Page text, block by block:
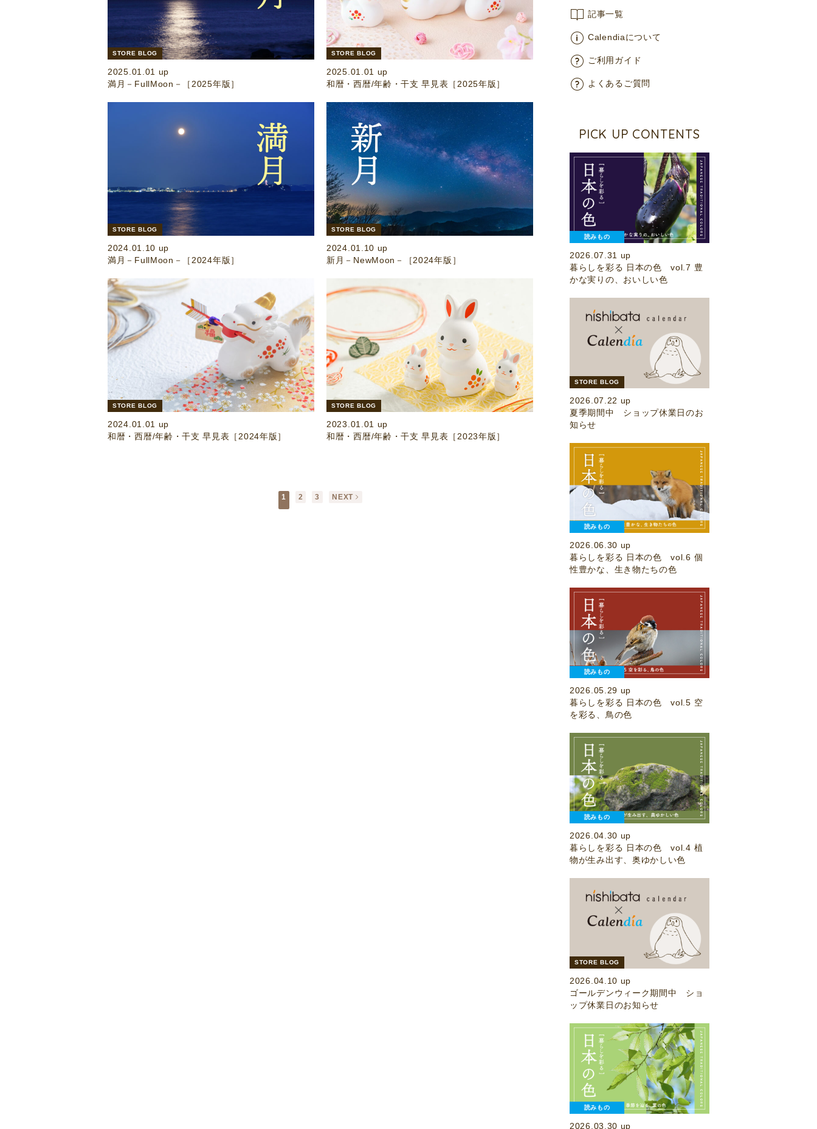
STORE BLOG
2025.01.01 up
満月－FullMoon－［2025年版］
STORE BLOG
2025.01.01 up
和暦・西暦/年齢・干支 早見表［2025年版］
STORE BLOG
2024.01.10 up
満月－FullMoon－［2024年版］
STORE BLOG
2024.01.10 up
新月－NewMoon－［2024年版］
STORE BLOG
2024.01.01 up
和暦・西暦/年齢・干支 早見表［2024年版］
STORE BLOG
2023.01.01 up
和暦・西暦/年齢・干支 早見表［2023年版］
1 2 3 NEXT
記事一覧
Calendiaについて
ご利用ガイド
よくあるご質問
PICK UP CONTENTS
読みもの
2026.07.31 up
暮らしを彩る 日本の色 vol.7 豊
かな実りの、おいしい色
STORE BLOG
2026.07.22 up
夏季期間中 ショップ休業日のお
知らせ
読みもの
2026.06.30 up
暮らしを彩る 日本の色 vol.6 個
性豊かな、生き物たちの色
読みもの
2026.05.29 up
暮らしを彩る 日本の色 vol.5 空
を彩る、鳥の色
読みもの
2026.04.30 up
暮らしを彩る 日本の色 vol.4 植
物が生み出す、奥ゆかしい色
STORE BLOG
2026.04.10 up
ゴールデンウィーク期間中 ショ
ップ休業日のお知らせ
読みもの
2026.03.30 up